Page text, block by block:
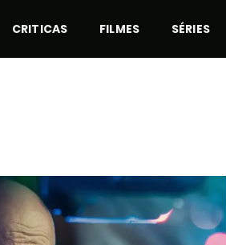
CRITICAS FILMES SÉRIES